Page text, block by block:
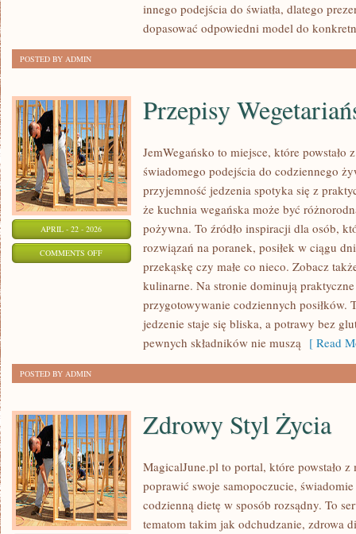
innego podejścia do światła, dlatego
dopasować odpowiedni model do
POSTED BY ADMIN
APRIL - 22 - 2026
COMMENTS OFFON
WEGETARIAŃSKIE
Przepisy
JemWegańsko to miejsce, które
świadomego podejścia do codziennego
przyjemność jedzenia spotyka się z
że kuchnia wegańska może być
pożywna. To źródło inspiracji dla osób,
rozwiązań na poranek, posiłek w ciągu
przekąskę czy małe co nieco. Zobacz
kulinarne. Na stronie dominują
przygotowywanie codziennych posiłków.
jedzenie staje się bliska, a potrawy bez
pewnych składników nie muszą [ Read
POSTED BY ADMIN
Zdrowy Styl Życia
MagicalJune.pl to portal, które powstało
poprawić swoje samopoczucie,
codzienną dietę w sposób rozsądny. To
tematom takim jak odchudzanie, zdrowa